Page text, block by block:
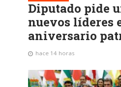
Diputado pide
nuevos líderes
aniversario
hace 14 horas